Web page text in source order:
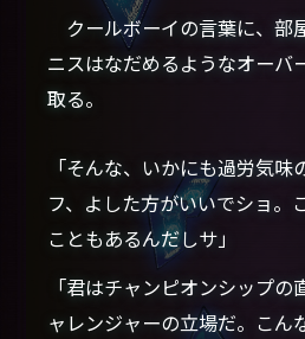
クールボーイの言葉に、
ニスはなだめるようなオーバ
取る。
「そんな、いかにも過労気味
フ、よした方がいいでショ。
こともあるんだしサ」
「君はチャンピオンシップ
ャレンジャーの立場だ。こん